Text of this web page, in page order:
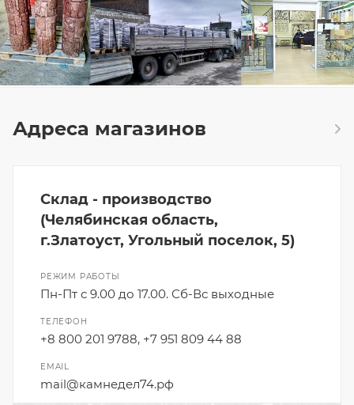
Адреса магазинов
Склад - производство
(Челябинская область,
г.Златоуст, Угольный поселок, 5)
РЕЖИМ РАБОТЫ
Пн-Пт с 9.00 до 17.00. Сб-Вс выходные
ТЕЛЕФОН
+8 800 201 9788, +7 951 809 44 88
EMAIL
mail@камнедел74.рф